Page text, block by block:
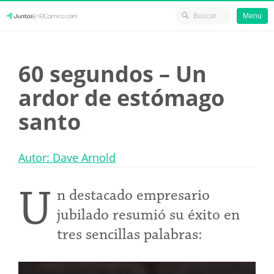
content
Menu
60 segundos – Un
ardor de estómago
santo
Autor: Dave Arnold
U n destacado empresario
jubilado resumió su éxito en
tres sencillas palabras: